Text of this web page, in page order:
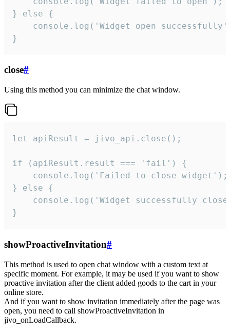
} else {
console.log('Widget open
}
close#
Using this method you can minimize the chat window.
let apiResult = jivo_api.close();
if (apiResult.result === 'fail') {
    console.log('Failed to close widget');
} else {
console.log('Widget successfully
}
showProactiveInvitation#
This method is used to open chat window with a custom text at
specific moment. For example, it may be used if you want to show
proactive invitation after the client added goods to the cart in your
online store.
And if you want to show invitation immediately after the page was
open, you need to call showProactiveInvitation in
jivo_onLoadCallback.